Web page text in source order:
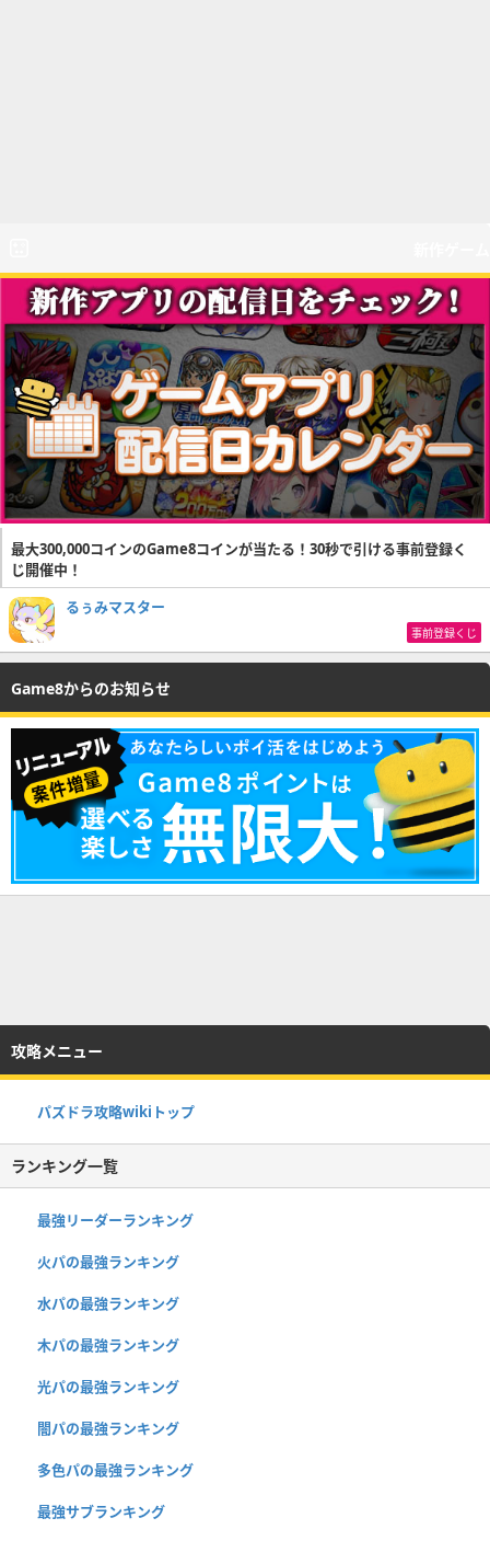
最大300,000コインのGame8コインが当たる！30秒で引ける事前登録く
じ開催中！
るぅみマスター
事前登録くじ
Game8からのお知らせ
攻略メニュー
パズドラ攻略wikiトップ
ランキング一覧
最強リーダーランキング
火パの最強ランキング
水パの最強ランキング
木パの最強ランキング
光パの最強ランキング
闇パの最強ランキング
多色パの最強ランキング
最強サブランキング